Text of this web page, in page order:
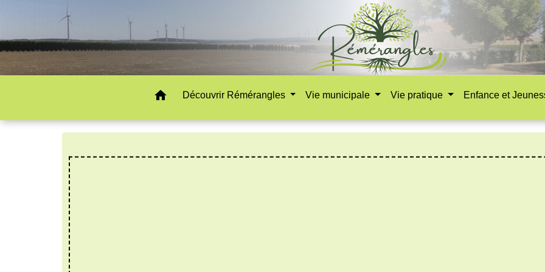
home Découvrir Rémérangles Vie municipale Vie pratique Enfance et